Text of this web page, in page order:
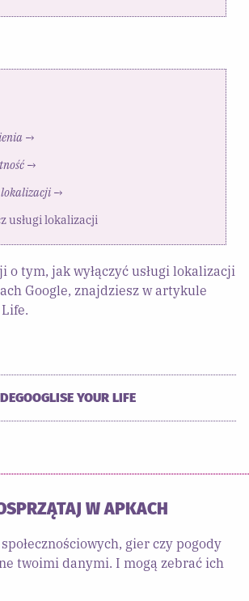
→
→
lokalizacji→
usługi lokalizacji
o tym, jak wyłączyć usługi lokalizacji
Google, znajdziesz w artykule
DEGOOGLISE YOUR LIFE
W APKACH
gier czy pogody
twoimi danymi. I mogą zebrać ich